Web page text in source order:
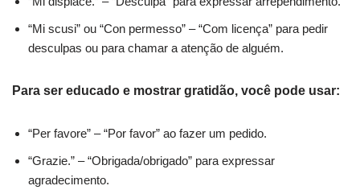
“Mi scusi” ou “Con permesso” – “Com licença” para pedir
desculpas ou para chamar a atenção de alguém.
Para ser educado e mostrar gratidão, você pode usar:
“Per favore” – “Por favor” ao fazer um pedido.
“Grazie.” – “Obrigada/obrigado” para expressar
agradecimento.